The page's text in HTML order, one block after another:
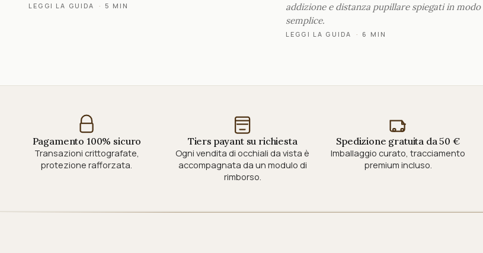
LEGGI LA GUIDA · 5 MIN
addizione e distanza pupillare spiegati in modo
semplice.
LEGGI LA GUIDA · 6 MIN
Pagamento 100% sicuro
Transazioni crittografate,
protezione rafforzata.
Tiers payant su richiesta
Ogni vendita di occhiali da vista è
accompagnata da un modulo di
rimborso.
Spedizione gratuita da 50 €
Imballaggio curato, tracciamento
premium incluso.